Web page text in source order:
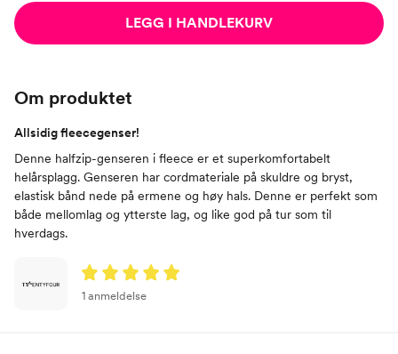
LEGG I HANDLEKURV
Om produktet
Allsidig fleecegenser!
Denne halfzip-genseren i fleece er et superkomfortabelt
helårsplagg. Genseren har cordmateriale på skuldre og bryst,
elastisk bånd nede på ermene og høy hals. Denne er perfekt som
både mellomlag og ytterste lag, og like god på tur som til
hverdags.
1 anmeldelse